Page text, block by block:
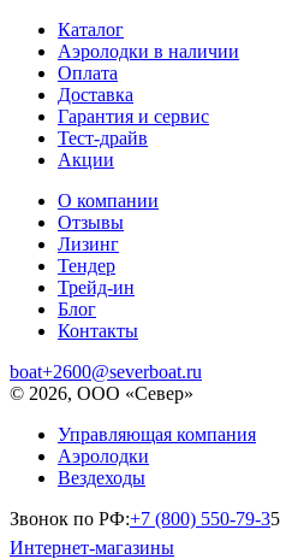
Каталог
Аэролодки в наличии
Оплата
Доставка
Гарантия и сервис
Тест-драйв
Акции
О компании
Отзывы
Лизинг
Тендер
Трейд-ин
Блог
Контакты
boat+2600@severboat.ru
© 2026, ООО «Север»
Управляющая компания
Аэролодки
Вездеходы
Звонок по РФ:+7 (800) 550-79-35
Интернет-магазины